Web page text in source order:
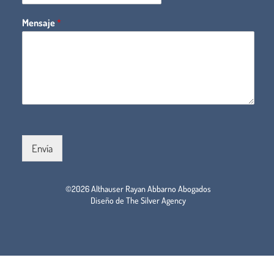
Mensaje*
Envía
©2026 Althauser Rayan Abbarno Abogados
Diseño de The Silver Agency